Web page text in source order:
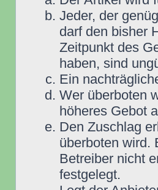
Jeder, der
darf den bisher
Zeitpunkt des
haben, sind
Ein
Wer überboten
höheres Gebot
Den Zuschlag
überboten wird.
Betreiber nicht
festgelegt.